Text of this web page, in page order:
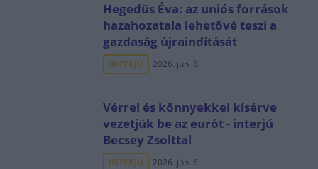
Hegedüs Éva: az uniós források
hazahozatala lehetővé teszi a
gazdaság újraindítását
INTERJÚ 2026. jún. 8.
Vérrel és könnyekkel kísérve
vezetjük be az eurót - interjú
Becsey Zsolttal
INTERJÚ 2026. jún. 6.